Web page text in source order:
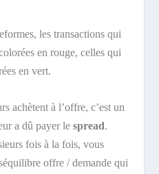
les transactions qui
en rouge, celles qui
en vert.
achètent à l’offre, c’est un
a dû payer le spread.
fois à la fois, vous
offre / demande qui